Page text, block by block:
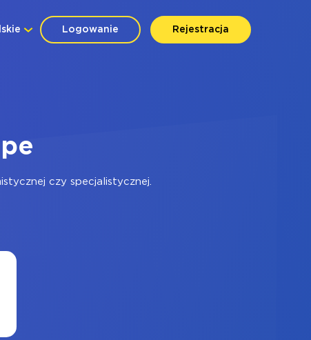
Logowanie Rejestracja
czy specjalistycznej.